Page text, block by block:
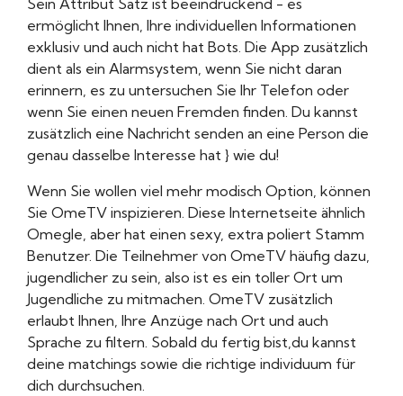
Sein Attribut Satz ist beeindruckend - es
ermöglicht Ihnen, Ihre individuellen Informationen
exklusiv und auch nicht hat Bots. Die App zusätzlich
dient als ein Alarmsystem, wenn Sie nicht daran
erinnern, es zu untersuchen Sie Ihr Telefon oder
wenn Sie einen neuen Fremden finden. Du kannst
zusätzlich eine Nachricht senden an eine Person die
genau dasselbe Interesse hat } wie du!
Wenn Sie wollen viel mehr modisch Option, können
Sie OmeTV inspizieren. Diese Internetseite ähnlich
Omegle, aber hat einen sexy, extra poliert Stamm
Benutzer. Die Teilnehmer von OmeTV häufig dazu,
jugendlicher zu sein, also ist es ein toller Ort um
Jugendliche zu mitmachen. OmeTV zusätzlich
erlaubt Ihnen, Ihre Anzüge nach Ort und auch
Sprache zu filtern. Sobald du fertig bist,du kannst
deine matchings sowie die richtige individuum für
dich durchsuchen.